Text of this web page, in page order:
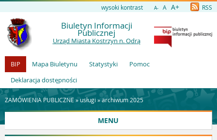
wysoki kontrast A- A A+ RSS
Biuletyn Informacji
Publicznej
Urząd Miasta Kostrzyn n. Odrą
BIP Mapa Biuletynu Statystyki
Pomoc
Deklaracja dostępności
ZAMÓWIENIA PUBLICZNE » usługi »archiwum 2025
MENU